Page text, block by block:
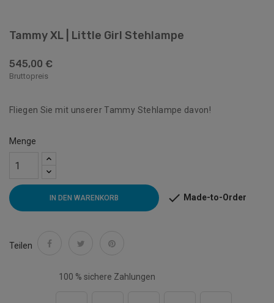
Tammy XL | Little Girl Stehlampe
545,00 €
Bruttopreis
Fliegen Sie mit unserer Tammy Stehlampe davon!
Menge
IN DEN WARENKORB  Made-to-Order
Teilen
100 % sichere Zahlungen